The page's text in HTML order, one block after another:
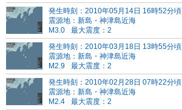
発生時刻：2010年05月14日 16時52分頃
震源地：新島・神津島近海
M3.0
最大震度：2
発生時刻：2010年03月18日 13時55分頃
震源地：新島・神津島近海
M2.9
最大震度：2
発生時刻：2010年02月28日 07時22分頃
震源地：新島・神津島近海
M2.4
最大震度：2